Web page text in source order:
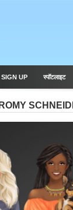
SIGN UP स्पॉटलाइट